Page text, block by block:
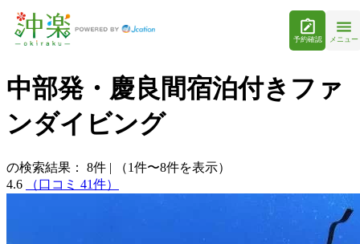
予約確認 メニュー
中部発・慶良間宿泊付きファ
ンダイビング
の検索結果： 8件 |
（1件〜8件を表示）
4.6
（口コミ 41件）